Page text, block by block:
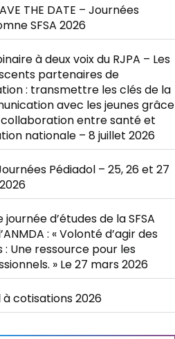
THE DATE – Journées
SFSA 2026
à deux voix du RJPA – Les
partenaires de
: transmettre les clés de la
avec les jeunes grâce
entre santé et
nationale – 8 juillet 2026
Pédiadol – 25, 26 et 27
journée d’études de la SFSA
: « Volonté d’agir des
: Une ressource pour les
» Le 27 mars 2026
cotisations 2026